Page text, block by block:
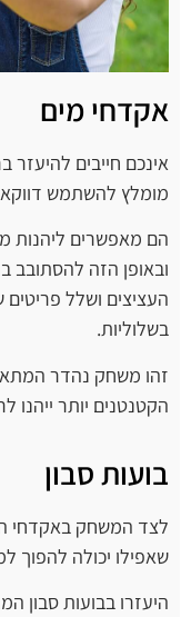
אקדחי מים
אינכם חייבים להיעזר
מומלץ להשתמש דווקא
הם מאפשרים ליהנות
ובאופן הזה להסתובב
העציצים ושלל
בשלוליות.
זהו משחק נהדר
הקטנטנים יותר ייהנו
בועות סבון
לצד המשחק באקדחי
שאפילו יכולה להפוך
היעזרו בבועות סבון